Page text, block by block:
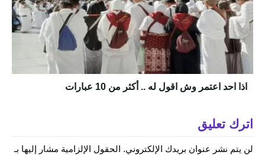
اذا احد اعتمر وش اقول له .. أكثر من 10 عبارات
اترك تعليق
لن يتم نشر عنوان بريدك الإلكتروني. الحقول الإلزامية مشار إليها بـ